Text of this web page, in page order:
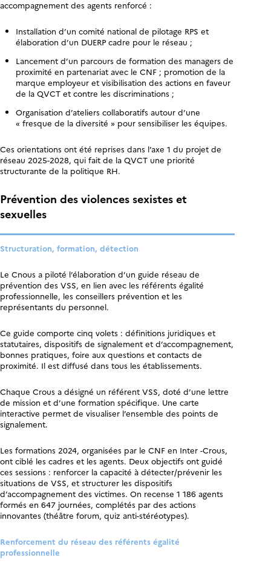
accompagnement des agents renforcé :
Installation d’un comité national de pilotage RPS et
élaboration d’un DUERP cadre pour le réseau ;
Lancement d’un parcours de formation des managers de
proximité en partenariat avec le CNF ; promotion de la
marque employeur et visibilisation des actions en faveur
de la QVCT et contre les discriminations ;
Organisation d’ateliers collaboratifs autour d’une
« fresque de la diversité » pour sensibiliser les équipes.
Ces orientations ont été reprises dans l’axe 1 du projet de
réseau 2025-2028, qui fait de la QVCT une priorité
structurante de la politique RH.
Prévention des violences sexistes et
sexuelles
Structuration, formation, détection
Le Cnous a piloté l’élaboration d’un guide réseau de
prévention des VSS, en lien avec les référents égalité
professionnelle, les conseillers prévention et les
représentants du personnel.
Ce guide comporte cinq volets : définitions juridiques et
statutaires, dispositifs de signalement et d’accompagnement,
bonnes pratiques, foire aux questions et contacts de
proximité. Il est diffusé dans tous les établissements.
Chaque Crous a désigné un référent VSS, doté d’une lettre
de mission et d’une formation spécifique. Une carte
interactive permet de visualiser l’ensemble des points de
signalement.
Les formations 2024, organisées par le CNF en Inter -Crous,
ont ciblé les cadres et les agents. Deux objectifs ont guidé
ces sessions : renforcer la capacité à détecter/prévenir les
situations de VSS, et structurer les dispositifs
d’accompagnement des victimes. On recense 1 186 agents
formés en 647 journées, complétés par des actions
innovantes (théâtre forum, quiz anti-stéréotypes).
Renforcement du réseau des référents égalité
professionnelle